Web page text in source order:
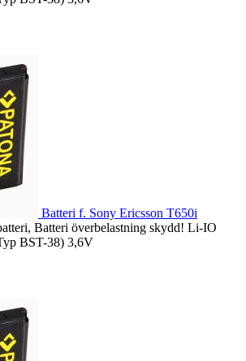
Batteri f. Sony Ericsson T650i
Batteri överbelastning skydd! Li-IO
BST-38) 3,6V